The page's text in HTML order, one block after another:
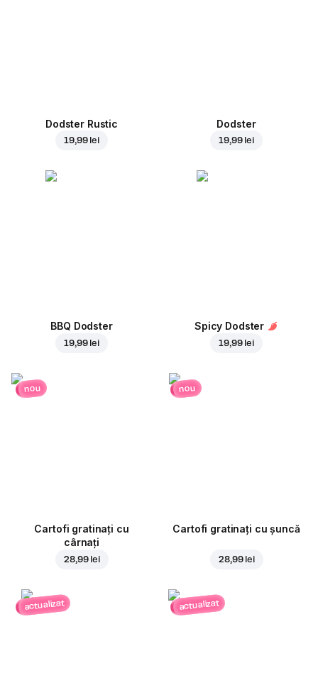
Dodster Rustic
19,99 lei
Dodster
19,99 lei
BBQ Dodster
19,99 lei
Spicy Dodster
19,99 lei
nou
Cartofi gratinați cu
cârnați
28,99 lei
nou
Cartofi gratinați cu șuncă
28,99 lei
actualizat actualizat